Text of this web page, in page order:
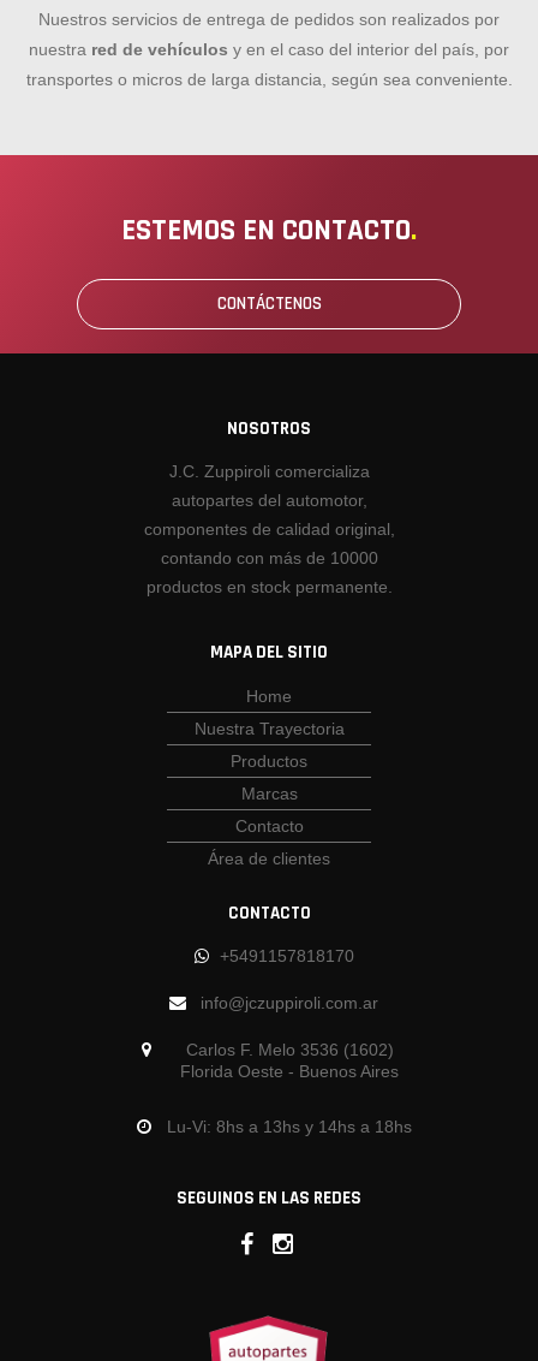
Nuestros servicios de entrega de pedidos son realizados por
nuestra red de vehículos y en el caso del interior del país, por
transportes o micros de larga distancia, según sea conveniente.
ESTEMOS EN CONTACTO.
CONTÁCTENOS
NOSOTROS
J.C. Zuppiroli comercializa
autopartes del automotor,
componentes de calidad original,
contando con más de 10000
productos en stock permanente.
MAPA DEL SITIO
Home
Nuestra Trayectoria
Productos
Marcas
Contacto
Área de clientes
CONTACTO
+5491157818170
info@jczuppiroli.com.ar
Carlos F. Melo 3536 (1602)
Florida Oeste - Buenos Aires
Lu-Vi: 8hs a 13hs y 14hs a 18hs
SEGUINOS EN LAS REDES